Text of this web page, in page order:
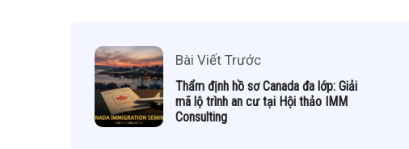
Bài Viết Trước
Thẩm định hồ sơ Canada đa lớp: Giải
mã lộ trình an cư tại Hội thảo IMM
Consulting